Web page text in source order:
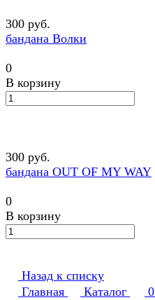
300 руб.
бандана Волки
0
В корзину
300 руб.
бандана OUT OF MY WAY
0
В корзину
Назад к списку
Главная
Каталог 0